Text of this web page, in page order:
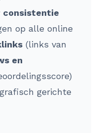
consistentie
op alle online
(links van
en
gerichte